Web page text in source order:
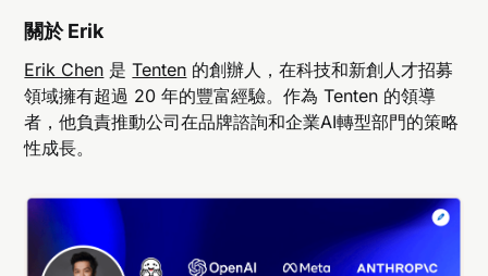
關於 Erik
Erik Chen 是Tenten 的創辦人，在科技和新創人才招募
領域擁有超過 20 年的豐富經驗。作為 Tenten 的領導
者，他負責推動公司在品牌諮詢和企業AI轉型部門的策略
性成長。